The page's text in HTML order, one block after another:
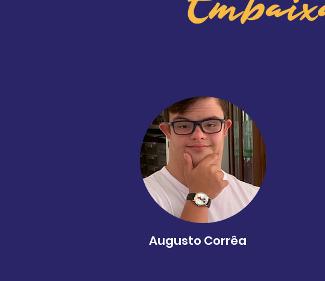
Augusto Corrêa